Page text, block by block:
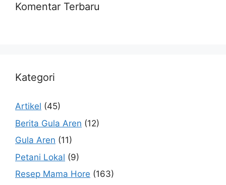
Komentar Terbaru
Kategori
Artikel (45)
Berita Gula Aren (12)
Gula Aren (11)
Petani Lokal (9)
Resep Mama Hore (163)